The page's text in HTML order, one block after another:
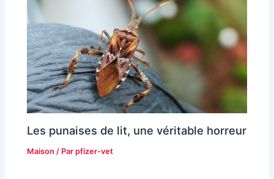
Les punaises de lit, une véritable horreur
Maison / Parpfizer-vet